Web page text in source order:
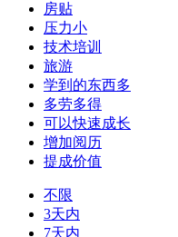
房贴
压力小
技术培训
旅游
学到的东西多
多劳多得
可以快速成长
增加阅历
提成价值
不限
3天内
7天内